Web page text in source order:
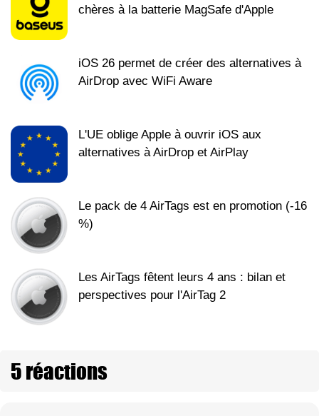
chères à la batterie MagSafe d'Apple
iOS 26 permet de créer des alternatives à
AirDrop avec WiFi Aware
L'UE oblige Apple à ouvrir iOS aux
alternatives à AirDrop et AirPlay
Le pack de 4 AirTags est en promotion (-16
%)
Les AirTags fêtent leurs 4 ans : bilan et
perspectives pour l'AirTag 2
5 réactions